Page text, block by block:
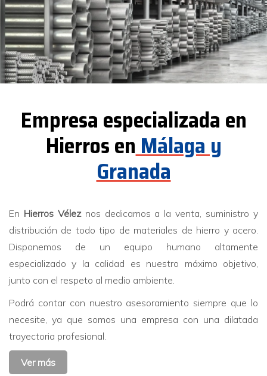
Empresa especializada en
Hierros enMálaga y
Granada
En Hierros Vélez nos dedicamos a la venta, suministro y
distribución de todo tipo de materiales de hierro y acero.
Disponemos de un equipo humano altamente
especializado y la calidad es nuestro máximo objetivo,
junto con el respeto al medio ambiente.
Podrá contar con nuestro asesoramiento siempre que lo
necesite, ya que somos una empresa con una dilatada
trayectoria profesional.
Ver más